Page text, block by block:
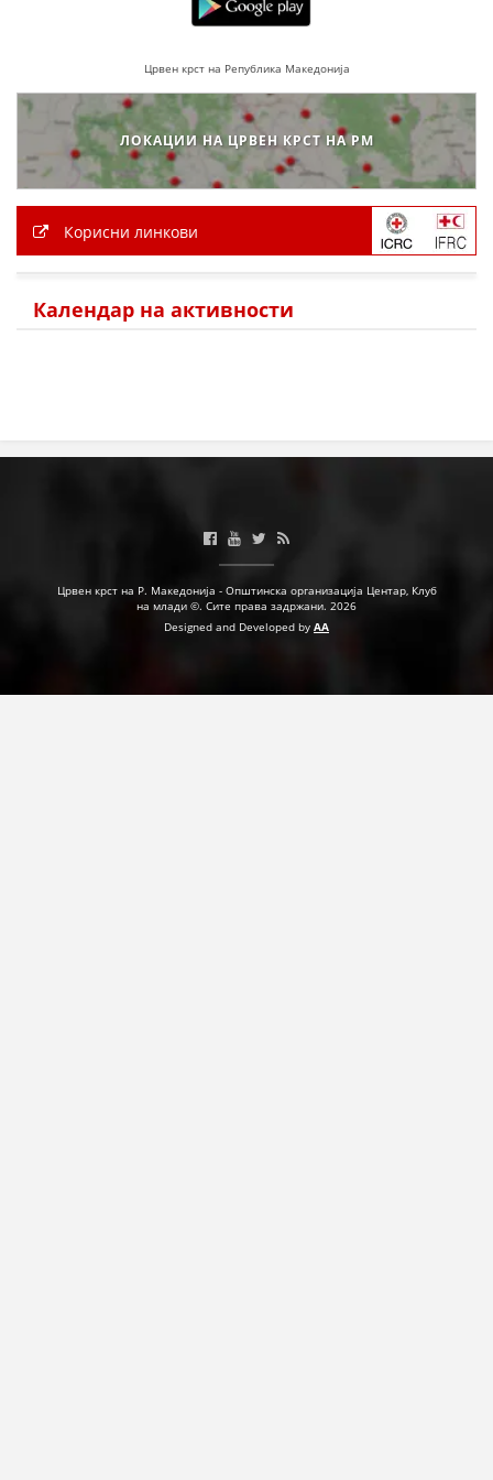
ДОГОВОРИ
ЗНАЧЕЊЕ НА СЛУЖБАТА ЗА БАРАЊЕ
ФОРМУЛАРИ ЗА БАРАЊА
ЗДРАВСТВЕНО ПРЕВЕНТИВНА ДЕЈНОСТ
ЗА НАС
ПРИРАЧНИЦИ
Црвен крст на Република Македонија
ЛОКАЦИИ НА ЦРВЕН КРСТ НА РМ
Корисни линкови
Календар на активности
Црвен крст на Р. Македонија - Општинска организација Центар, Клуб
на млади ©. Сите права задржани. 2026
Designed and Developed by AA